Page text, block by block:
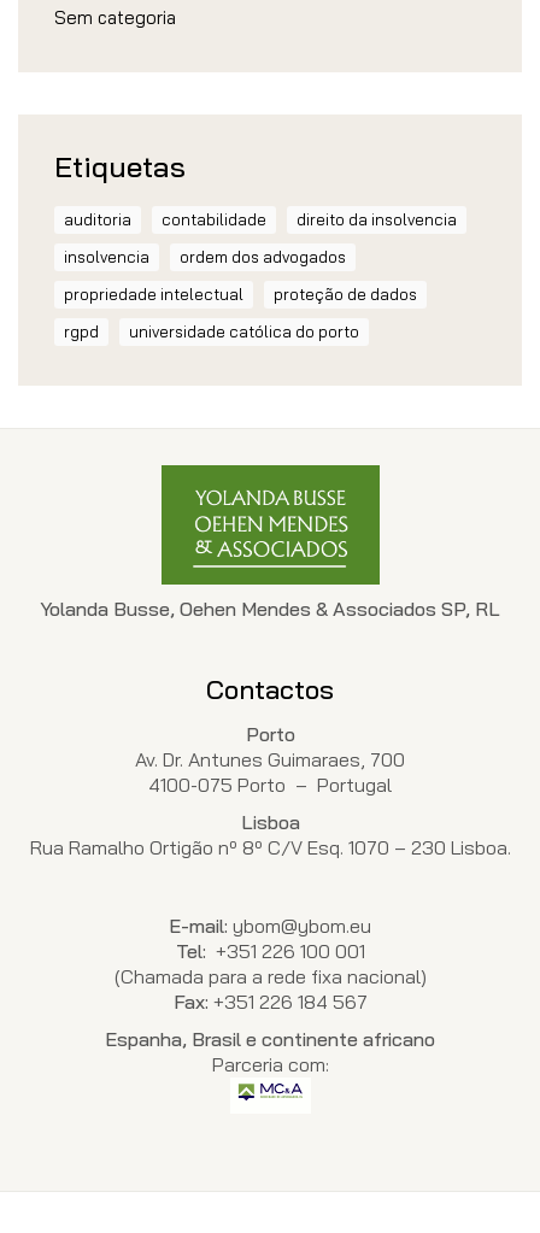
Sem categoria
Etiquetas
auditoria contabilidade
direito da insolvencia
insolvencia
ordem dos advogados
propriedade intelectual
proteção de dados
rgpd
universidade católica do porto
Yolanda Busse, Oehen Mendes & Associados SP, RL
Contactos
Porto
Av. Dr. Antunes Guimaraes, 700
4100-075 Porto – Portugal
Lisboa
Rua Ramalho Ortigão nº 8º C/V Esq. 1070 – 230 Lisboa.
E-mail: ybom@ybom.eu
Tel: +351 226 100 001
(Chamada para a rede fixa nacional)
Fax: +351 226 184 567
Espanha, Brasil e continente africano
Parceria com: